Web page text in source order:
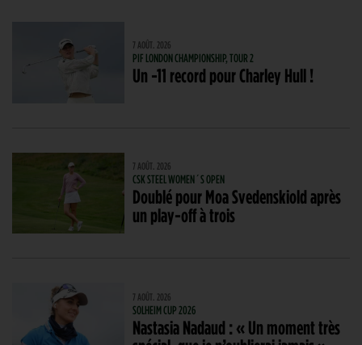
7 AOÛT. 2026
PIF LONDON CHAMPIONSHIP, TOUR 2
Un -11 record pour Charley Hull !
7 AOÛT. 2026
CSK STEEL WOMEN´S OPEN
Doublé pour Moa Svedenskiold après
un play-off à trois
7 AOÛT. 2026
SOLHEIM CUP 2026
Nastasia Nadaud : « Un moment très